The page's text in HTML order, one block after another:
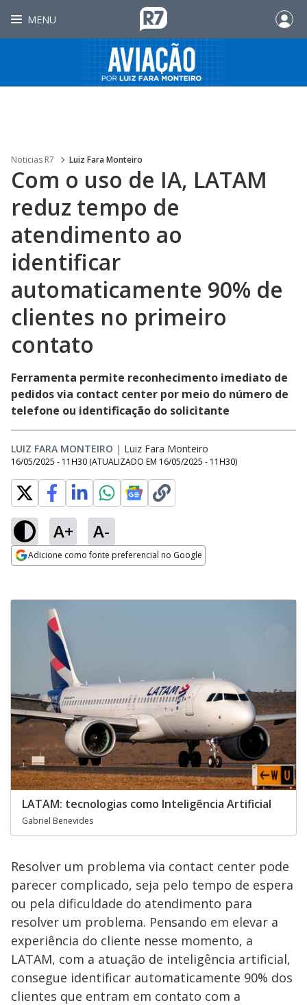
MENU
Noticias R7 Luiz Fara Monteiro
Com o uso de IA, LATAM
reduz tempo de
atendimento ao
identificar
automaticamente 90% de
clientes no primeiro
contato
Ferramenta permite reconhecimento imediato de
pedidos via contact center por meio do número de
telefone ou identificação do solicitante
LUIZ FARA MONTEIRO | Luiz Fara Monteiro
16/05/2025 - 11H30 (ATUALIZADO EM 16/05/2025 - 11H30)
A+ A-
Adicione como fonte preferencial no Google
LATAM: tecnologias como Inteligência Artificial
Gabriel Benevides
Resolver um problema via contact center pode
parecer complicado, seja pelo tempo de espera
ou pela dificuldade do atendimento para
resolver um problema. Pensando em elevar a
experiência do cliente nesse momento, a
LATAM, com a atuação de inteligência artificial,
consegue identificar automaticamente 90% dos
clientes que entram em contato com a